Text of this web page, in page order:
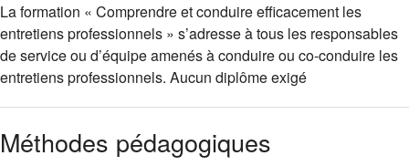
La formation « Comprendre et conduire efficacement les
entretiens professionnels » s’adresse à tous les responsables
de service ou d’équipe amenés à conduire ou co-conduire les
entretiens professionnels. Aucun diplôme exigé
Méthodes pédagogiques